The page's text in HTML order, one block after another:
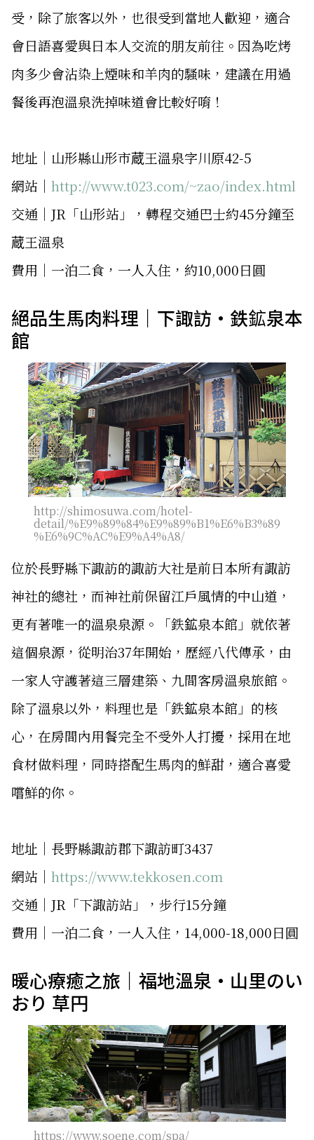
受，除了旅客以外，也很受到當地人歡迎，適合
會日語喜愛與日本人交流的朋友前往。因為吃烤
肉多少會沾染上煙味和羊肉的騷味，建議在用過
餐後再泡溫泉洗掉味道會比較好唷！
地址│山形縣山形市蔵王溫泉字川原42-5
網站│ http://www.t023.com/~zao/index.html
交通│JR「山形站」，轉程交通巴士約45分鐘至
蔵王溫泉
費用│一泊二食，一人入住，約10,000日圓
絕品生馬肉料理｜下諏訪・鉄鉱泉本
館
http://shimosuwa.com/hotel-
detail/%E9%89%84%E9%89%B1%E6%B3%89
%E6%9C%AC%E9%A4%A8/
位於長野縣下諏訪的諏訪大社是前日本所有諏訪
神社的總社，而神社前保留江戶風情的中山道，
更有著唯一的溫泉泉源。「鉄鉱泉本館」就依著
這個泉源，從明治37年開始，歷經八代傳承，由
一家人守護著這三層建築、九間客房溫泉旅館。
除了溫泉以外，料理也是「鉄鉱泉本館」的核
心，在房間內用餐完全不受外人打擾，採用在地
食材做料理，同時搭配生馬肉的鮮甜，適合喜愛
嚐鮮的你。
地址│長野縣諏訪郡下諏訪町3437
網站│ https://www.tekkosen.com
交通│JR「下諏訪站」，步行15分鐘
費用│一泊二食，一人入住，14,000-18,000日圓
暖心療癒之旅｜福地溫泉・山里のい
おり 草円
https://www.soene.com/spa/